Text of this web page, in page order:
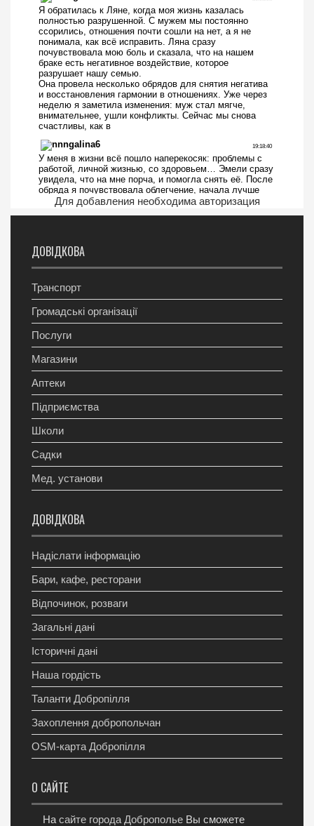
Для добавления необходима авторизация
ДОВІДКОВА
Транспорт
Громадські організації
Послуги
Магазини
Аптеки
Підприємства
Школи
Садки
Мед. установи
ДОВІДКОВА
Надіслати інформацію
Бари, кафе, ресторани
Відпочинок, розваги
Загальні дані
Історичні дані
Наша гордість
Таланти Добропілля
Захоплення добропольчан
OSM-карта Добропілля
О САЙТЕ
На сайте города Доброполье Вы сможете